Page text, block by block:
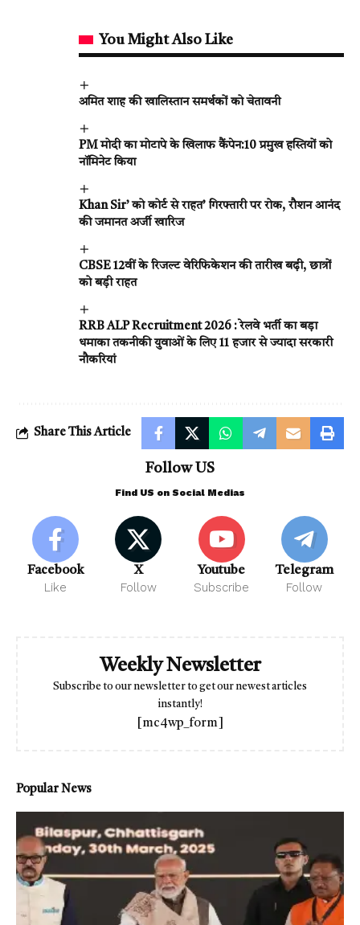
You Might Also Like
अमित शाह की खालिस्तान समर्थकों को चेतावनी
PM मोदी का मोटापे के खिलाफ कैंपेन:10 प्रमुख हस्तियों को
नॉमिनेट किया
Khan Sir’ को कोर्ट से राहत’ गिरफ्तारी पर रोक, रौशन आनंद
की जमानत अर्जी खारिज
CBSE 12वीं के रिजल्ट वेरिफिकेशन की तारीख बढ़ी, छात्रों
को बड़ी राहत
RRB ALP Recruitment 2026 : रेलवे भर्ती का बड़ा
धमाका तकनीकी युवाओं के लिए 11 हजार से ज्यादा सरकारी
नौकरियां
Share This Article
Follow US
Find US on Social Medias
Facebook
Like
X
Follow
Youtube
Subscribe
Telegram
Follow
Weekly Newsletter
Subscribe to our newsletter to get our newest articles
instantly!
[mc4wp_form]
Popular News